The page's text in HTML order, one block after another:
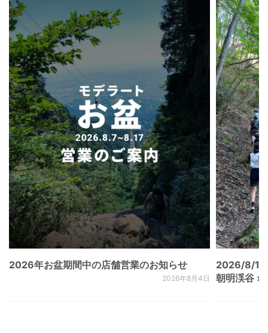
2026年お盆期間中の店舗営業のお知らせ
2026年8月4日
2026/8/
朝明渓谷 ×